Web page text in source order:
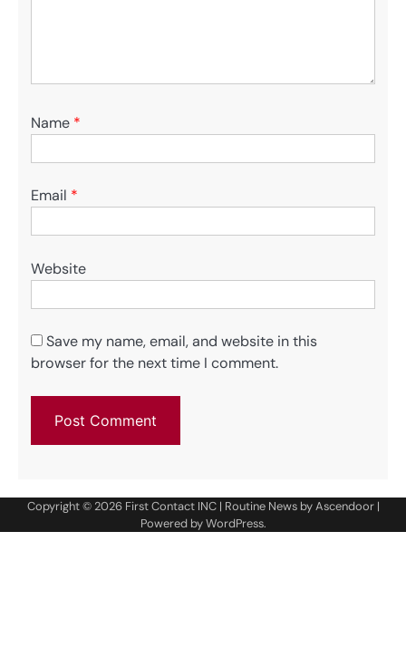
Name *
Email *
Website
Save my name, email, and website in this
browser for the next time I comment.
Copyright © 2026 First Contact INC| Routine News byAscendoor|
Powered byWordPress.